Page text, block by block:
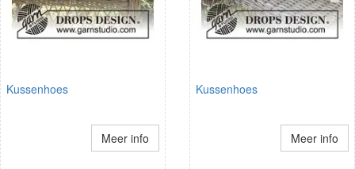
Kussenhoes
Meer info
Kussenhoes
Meer info